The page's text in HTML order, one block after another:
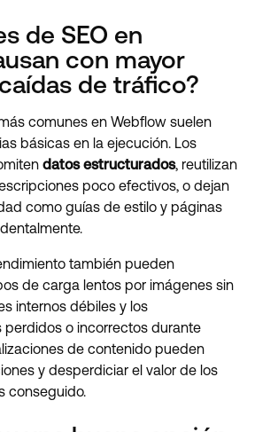
de SEO en
con mayor
de tráfico?
comunes en Webflow suelen
básicas en la ejecución. Los
datos estructurados, reutilizan
poco efectivos, o dejan
como guías de estilo y páginas
también pueden
de carga lentos por imágenes sin
internos débiles y los
perdidos o incorrectos durante
de contenido pueden
y desperdiciar el valor de los
conseguido.